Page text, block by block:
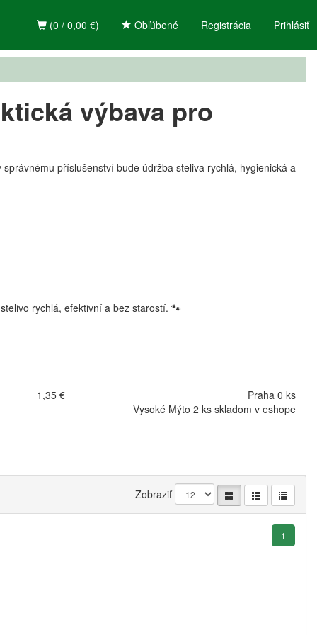
Registrácia Prihlásiť
(0 / 0,00 €) Obľúbené
výbava pro
příslušenství bude údržba steliva rychlá, hygienická a
rychlá, efektivní a bez starostí. 🐾
1,35 €
Praha 0 ks
Vysoké Mýto 2 ks skladom v eshope
Zobraziť
1